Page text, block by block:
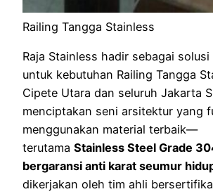
Railing Tangga Stainless
Raja Stainless hadir sebagai solusi
untuk kebutuhan Railing Tangga
Cipete Utara dan seluruh Jakarta
menciptakan seni arsitektur yang
menggunakan material terbaik—
terutama Stainless Steel Grade
bergaransi anti karat seumur
dikerjakan oleh tim ahli